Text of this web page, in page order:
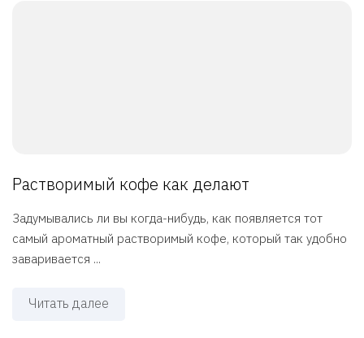
Растворимый кофе как делают
Задумывались ли вы когда-нибудь, как появляется тот
самый ароматный растворимый кофе, который так удобно
заваривается ...
Читать далее